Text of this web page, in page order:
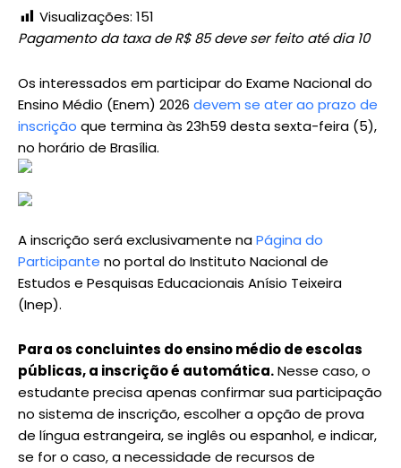
Visualizações: 151
Pagamento da taxa de R$ 85 deve ser feito até dia 10
Os interessados em participar do Exame Nacional do
Ensino Médio (Enem) 2026 devem se ater ao prazo de
inscrição que termina às 23h59 desta sexta-feira (5),
no horário de Brasília.
A inscrição será exclusivamente naPágina do
Participante no portal do Instituto Nacional de
Estudos e Pesquisas Educacionais Anísio Teixeira
(Inep).
Para os concluintes do ensino médio de escolas
públicas, a inscrição é automática.Nesse caso, o
estudante precisa apenas confirmar sua participação
no sistema de inscrição, escolher a opção de prova
de língua estrangeira, se inglês ou espanhol, e indicar,
se for o caso, a necessidade de recursos de